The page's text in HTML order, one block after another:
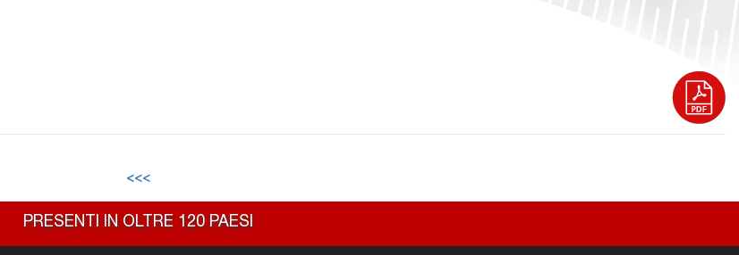
<<<
PRESENTI IN OLTRE 120 PAESI